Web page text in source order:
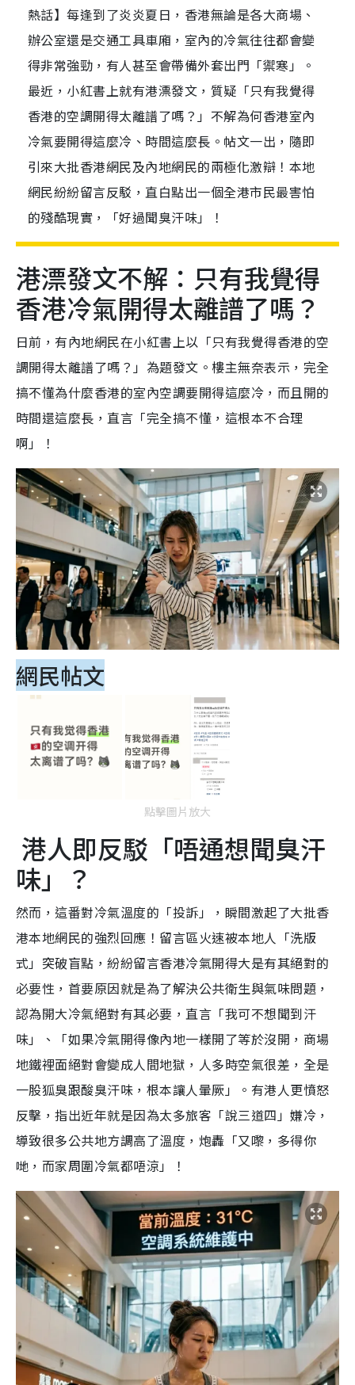
熱話】每逢到了炎炎夏日，香港無論是各大商場、
辦公室還是交通工具車廂，室內的冷氣往往都會變
得非常強勁，有人甚至會帶備外套出門「禦寒」。
最近，小紅書上就有港漂發文，質疑「只有我覺得
香港的空調開得太離譜了嗎？」不解為何香港室內
冷氣要開得這麼冷、時間這麼長。帖文一出，隨即
引來大批香港網民及內地網民的兩極化激辯！本地
網民紛紛留言反駁，直白點出一個全港市民最害怕
的殘酷現實，「好過聞臭汗味」！
港漂發文不解：只有我覺得
香港冷氣開得太離譜了嗎？
日前，有內地網民在小紅書上以「只有我覺得香港的空
調開得太離譜了嗎？」為題發文。樓主無奈表示，完全
搞不懂為什麼香港的室內空調要開得這麼冷，而且開的
時間還這麼長，直言「完全搞不懂，這根本不合理
啊」！
網民帖文
點擊圖片放大
港人即反駁「唔通想聞臭汗
味」？
然而，這番對冷氣溫度的「投訴」，瞬間激起了大批香
港本地網民的強烈回應！留言區火速被本地人「洗版
式」突破盲點，紛紛留言香港冷氣開得大是有其絕對的
必要性，首要原因就是為了解決公共衛生與氣味問題，
認為開大冷氣絕對有其必要，直言「我可不想聞到汗
味」、「如果冷氣開得像內地一樣開了等於沒開，商場
地鐵裡面絕對會變成人間地獄，人多時空氣很差，全是
一股狐臭跟酸臭汗味，根本讓人暈厥」。有港人更憤怒
反擊，指出近年就是因為太多旅客「說三道四」嫌冷，
導致很多公共地方調高了溫度，炮轟「又嚟，多得你
哋，而家周圍冷氣都唔涼」！